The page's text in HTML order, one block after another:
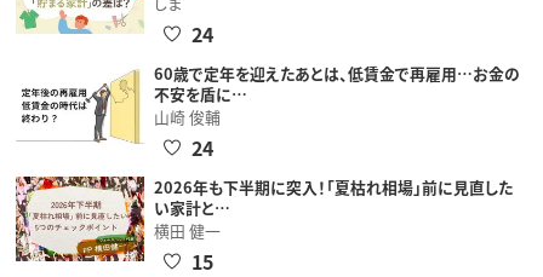
24
60歳で定年を迎えたあとは、低賃金で再雇用…お金の
不安を盾に…
山崎 俊輔
24
2026年も下半期に突入！「夏枯れ相場」前に見直した
い家計と…
横田 健一
15